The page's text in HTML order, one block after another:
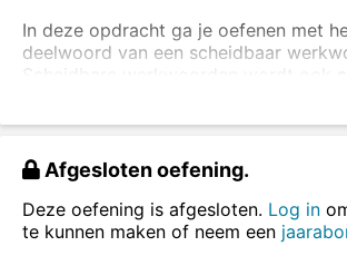
In deze opdracht ga je oefenen met
deelwoord van een scheidbaar
werkwoorden en onregelmatige
Kijk goed naar de voorbeelden:
terugvragen - Ik heb belasting
invullen - Ik heb de gegevens
opeten - Ik heb de koekjes
Afgesloten oefening.
Deze oefening is afgesloten. Log in
te kunnen maken of neem een